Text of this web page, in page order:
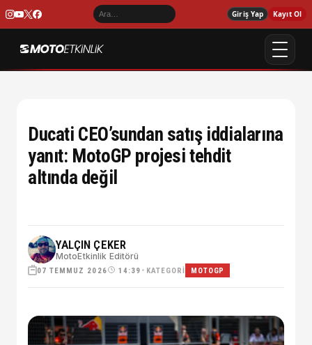
Giriş Yap Kayıt Ol
Ducati CEO’sundan satış iddialarına
yanıt: MotoGP projesi tehdit
altında değil
YALÇIN ÇEKER
MotoEtkinlik Editörü
07 TEMMUZ 2026 14:39 • KATEGORI MOTOGP